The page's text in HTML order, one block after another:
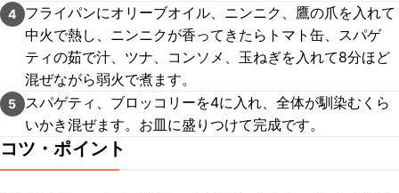
4
フライパンにオリーブオイル、ニンニク、鷹の爪を入れて
中火で熱し、ニンニクが香ってきたらトマト缶、スパゲ
ティの茹で汁、ツナ、コンソメ、玉ねぎを入れて8分ほど
混ぜながら弱火で煮ます。
5
スパゲティ、ブロッコリーを4に入れ、全体が馴染むくら
いかき混ぜます。お皿に盛りつけて完成です。
コツ・ポイント